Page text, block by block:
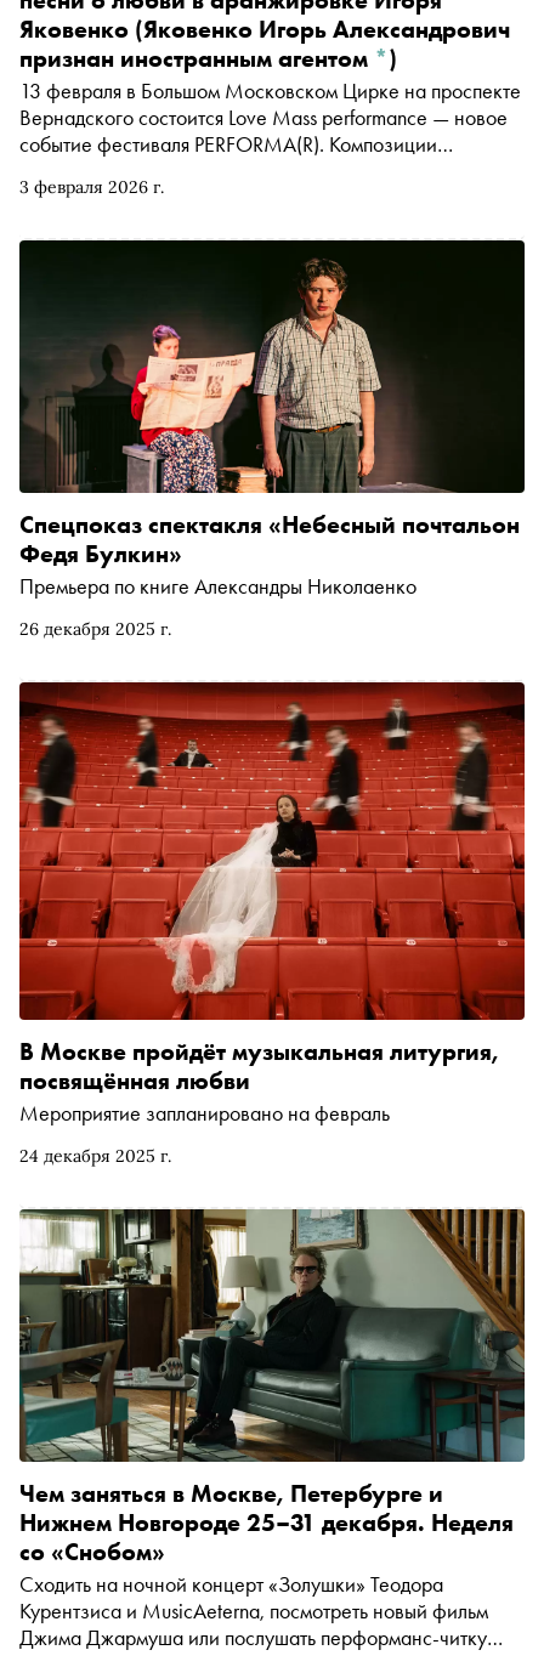
3 февраля 2026 г.
Яковенко (Яковенко Игорь Александрович
признан иностранным агентом *)
13 февраля в Большом Московском Цирке на проспекте
Вернадского состоится Love Mass performance — новое
событие фестиваля PERFORMA(R). Композиции
(Яковенко Игорь Александрович признан иностранным
26 декабря 2025 г.
Спецпоказ спектакля «Небесный почтальон
Федя Булкин»
Премьера по книге Александры Николаенко
24 декабря 2025 г.
В Москве пройдёт музыкальная литургия,
посвящённая любви
Мероприятие запланировано на февраль
Чем заняться в Москве, Петербурге и
Нижнем Новгороде 25–31 декабря. Неделя
со «Снобом»
Сходить на ночной концерт «Золушки» Теодора
Курентзиса и MusicAeterna, посмотреть новый фильм
Джима Джармуша или послушать перформанс-читку